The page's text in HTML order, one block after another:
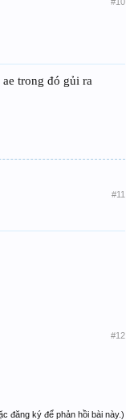
trong đó gủi ra
#11
#12
đăng ký để phản hồi bài này.)